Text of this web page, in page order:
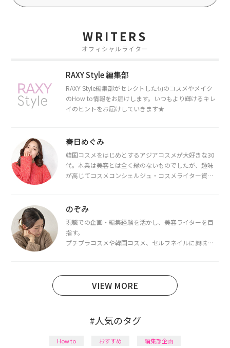
WRITERS
オフィシャルライター
RAXY Style 編集部
RAXY Style編集部がセレクトした旬のコスメやメイク
のHow to情報をお届けします。いつもより輝けるキレ
イのヒントをお届けしていきます★
春日めぐみ
韓国コスメをはじめとするアジアコスメが大好きな30
代。本業は美容とは全く縁のないものでしたが、趣味
が高じてコスメコンシェルジュ・コスメライター資格
断・骨格診断によるイメージコンサルティングも行っ
のぞみ
現職での企画・編集経験を活かし、美容ライターを目
指す。
プチプラコスメや韓国コスメ、セルフネイルに興味が
日本化粧品検定1級保有。
VIEW MORE
#人気のタグ
How to おすすめ
編集部企画